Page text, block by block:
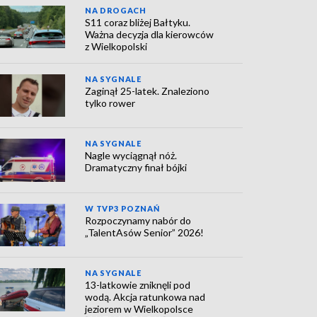
NA DROGACH
S11 coraz bliżej Bałtyku.
Ważna decyzja dla kierowców
z Wielkopolski
NA SYGNALE
Zaginął 25-latek. Znaleziono
tylko rower
NA SYGNALE
Nagle wyciągnął nóż.
Dramatyczny finał bójki
W TVP3 POZNAŃ
Rozpoczynamy nabór do
„TalentAsów Senior” 2026!
NA SYGNALE
13-latkowie zniknęli pod
wodą. Akcja ratunkowa nad
jeziorem w Wielkopolsce